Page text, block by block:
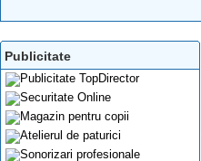
Publicitate